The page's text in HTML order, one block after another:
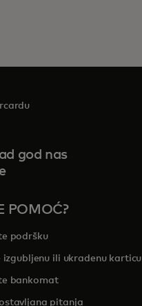
god nas
POMOĆ?
podršku
izgubljenu ili ukradenu karticu
bankomat
pitanja